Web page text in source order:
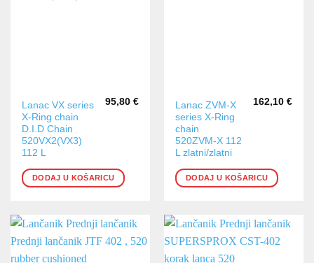
Lanac VX series
X-Ring chain
D.I.D Chain
520VX2(VX3)
112 L
95,80 €
DODAJ U KOŠARICU
Lanac ZVM-X
series X-Ring
chain
520ZVM-X 112
L zlatni/zlatni
162,10 €
DODAJ U KOŠARICU